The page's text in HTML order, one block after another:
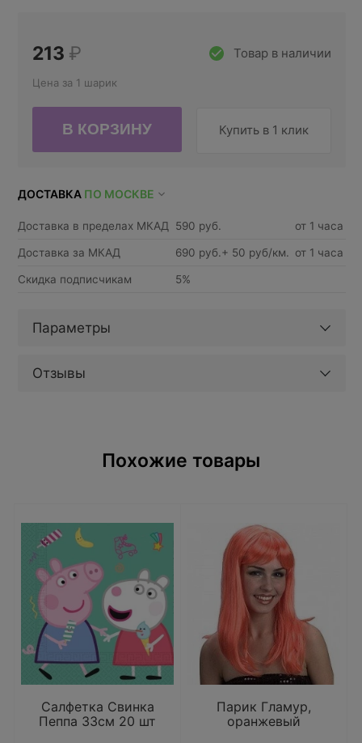
Товар в наличии
213 ₽
Цена за 1 шарик
Купить в 1 клик
ДОСТАВКА ПО МОСКВЕ
Доставка в пределах МКАД 590 руб. от 1 часа
Доставка за МКАД 690 руб.+ 50 руб/км. от 1 часа
Скидка подписчикам 5%
Параметры
Отзывы
Похожие товары
Салфетка Свинка
Пеппа 33см 20 шт
Парик Гламур,
оранжевый